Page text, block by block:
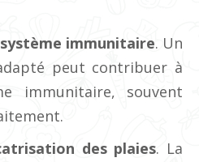
immunitaire. Un
peut contribuer à
immunitaire, souvent
des plaies. La